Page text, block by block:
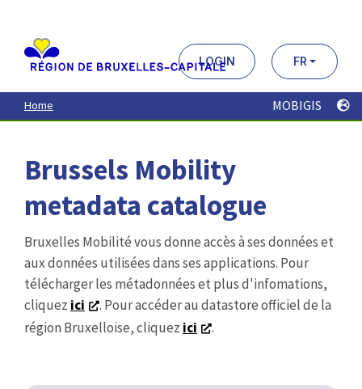
contenu
principal
LOGIN FR
Home MOBIGIS
Brussels Mobility
metadata catalogue
Bruxelles Mobilité vous donne accès à ses données et
aux données utilisées dans ses applications. Pour
télécharger les métadonnées et plus d'infomations,
cliquez ici
. Pour accéder au datastore officiel de la
région Bruxelloise, cliquez ici .